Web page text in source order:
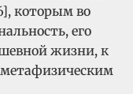
которым во
его
жизни, к